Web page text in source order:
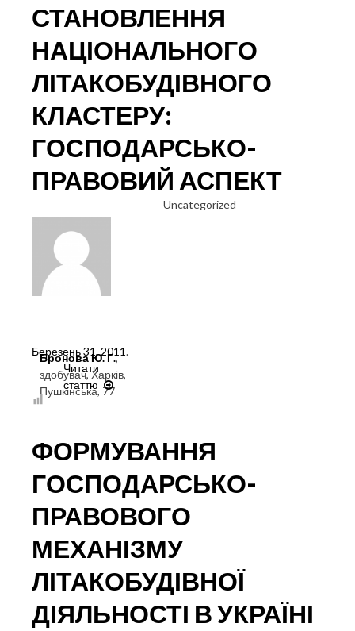
ЗАБЕЗПЕЧЕННЯ
ЛІТАКОБУДУВАННЯ
УКРАЇНІ
СТАНОВЛЕННЯ
НАЦІОНАЛЬНОГО
ЛІТАКОБУДІВНОГО
КЛАСТЕРУ:
ГОСПОДАРСЬКО-
ПРАВОВИЙ АСПЕКТ
Uncategorized
Бронова Ю. Г.,
здобувач, Харків,
Пушкінська, 77
Березень 31, 2011.
Читати
статтю
СТАНОВЛЕННЯ
ГОСПОДАРСЬКО-
АСПЕКТ
ФОРМУВАННЯ
ГОСПОДАРСЬКО-
ПРАВОВОГО
МЕХАНІЗМУ
ЛІТАКОБУДІВНОЇ
ДІЯЛЬНОСТІ В УКРАЇНІ